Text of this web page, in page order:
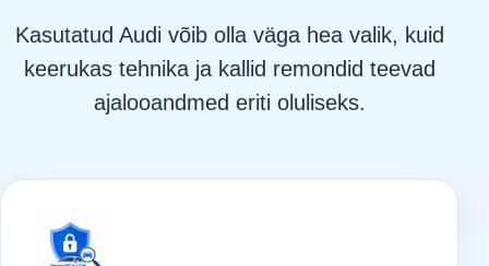
Kasutatud Audi võib olla väga hea valik, kuid
keerukas tehnika ja kallid remondid teevad
ajalooandmed eriti oluliseks.